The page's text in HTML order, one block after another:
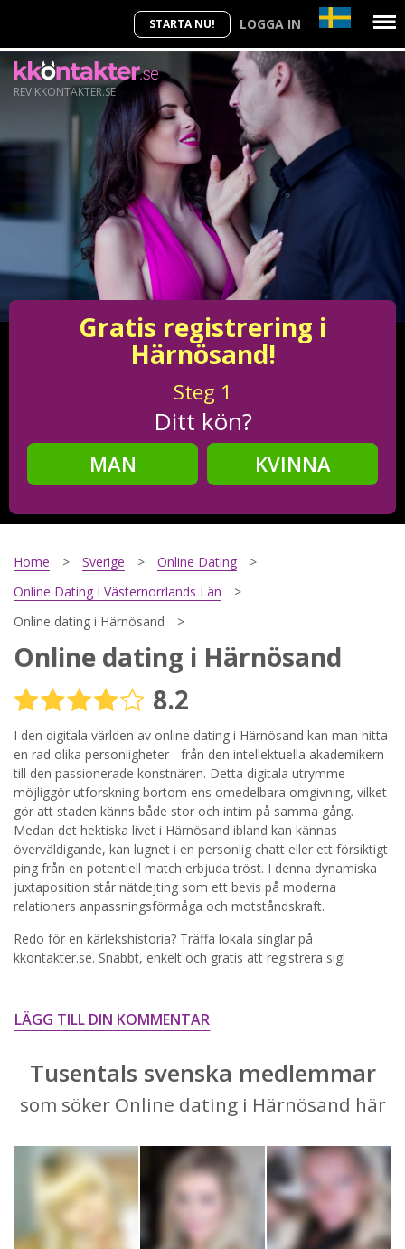
STARTA NU! LOGGA IN
REV.KKONTAKTER.SE
Gratis registrering i
Härnösand!
Steg 1
Ditt kön?
MAN
KVINNA
Steg2
Steg 3
Din mailadress?
Genom att registrera godkänner jagVillkorenoch
Sekretesspolicyn. Jag godkänner att ta emot information och
reklam via e-post från hemsidans operatörer. Jag kan dra
tillbaka godkännande när jag vill.
STARTA NU!
Home Sverige
Online Dating
Online Dating I Västernorrlands Län
Online dating i Härnösand
Online dating i Härnösand
8.2
I den digitala världen av online dating i Härnösand kan man hitta
en rad olika personligheter - från den intellektuella akademikern
till den passionerade konstnären. Detta digitala utrymme
möjliggör utforskning bortom ens omedelbara omgivning, vilket
gör att staden känns både stor och intim på samma gång.
Medan det hektiska livet i Härnösand ibland kan kännas
överväldigande, kan lugnet i en personlig chatt eller ett försiktigt
ping från en potentiell match erbjuda tröst. I denna dynamiska
juxtaposition står nätdejting som ett bevis på moderna
relationers anpassningsförmåga och motståndskraft.
Redo för en kärlekshistoria? Träffa lokala singlar på
kkontakter.se. Snabbt, enkelt och gratis att registrera sig!
LÄGG TILL DIN KOMMENTAR
Tusentals svenska medlemmar
som söker Online dating i Härnösand här